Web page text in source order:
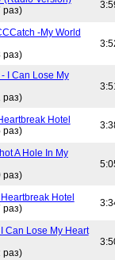
раз)
-My World
раз)
I Can Lose My
раз)
Hotel
раз)
A Hole In My
раз)
Hotel
раз)
Can Lose My Heart
раз)